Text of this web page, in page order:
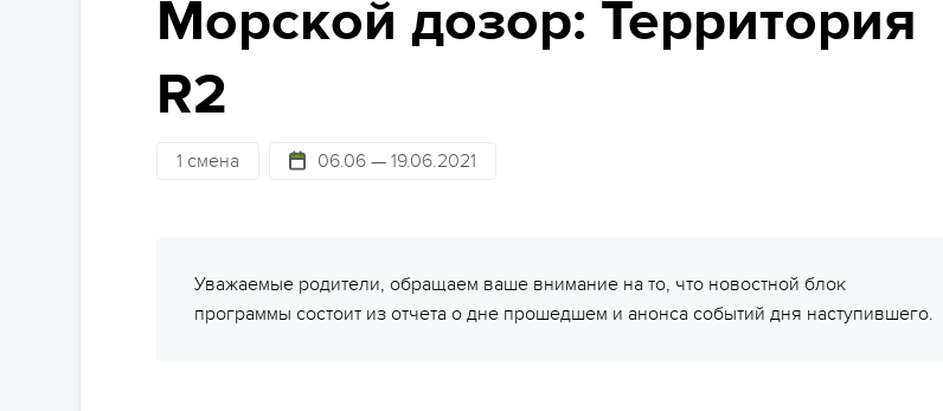
Детям 13-15 лет
Детям 16 лет и старше
Лагеря для студентов
Школам
Фото и видео
Партнерские лагеря
Статьи
Морской дозор: Территория
R2
1 смена 06.06 — 19.06.2021
Уважаемые родители, обращаем ваше внимание на то, что новостной блок
программы состоит из отчета о дне прошедшем и анонса событий дня наступившего.